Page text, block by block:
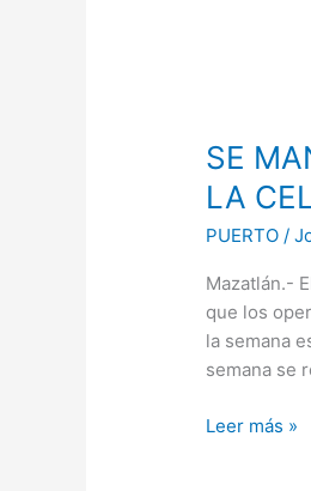
SE
LA
PUERTO /
Mazatlán.-
que los
la semana
semana se
DE
TRÁNSITO
PARA
DE
FIN
DE
Leer más »